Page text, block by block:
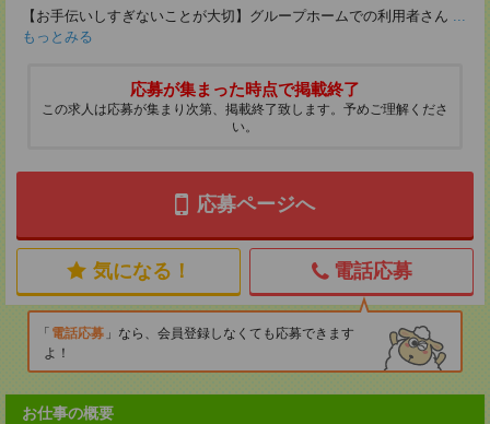
【お手伝いしすぎないことが大切】グループホームでの利用者さん ...
もっとみる
応募が集まった時点で掲載終了
この求人は応募が集まり次第、掲載終了致します。予めご理解くださ
い。
応募ページへ
気になる！ 電話応募
電話応募
なら、会員登録しなくても応募できます
よ！
お仕事の概要